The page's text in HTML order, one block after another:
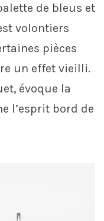
de bleus et
volontiers
pièces
un effet vieilli.
évoque la
l’esprit bord de